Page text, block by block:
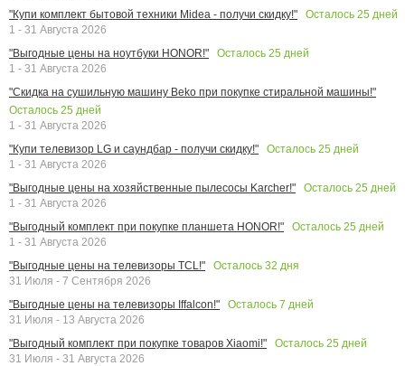
"Купи комплект бытовой техники Midea - получи скидку!"
Осталось 25 дней
1 - 31 Августа 2026
"Выгодные цены на ноутбуки HONOR!"
Осталось 25 дней
1 - 31 Августа 2026
"Скидка на сушильную машину Beko при покупке стиральной машины!"
Осталось 25 дней
1 - 31 Августа 2026
"Купи телевизор LG и саундбар - получи скидку!"
Осталось 25 дней
1 - 31 Августа 2026
"Выгодные цены на хозяйственные пылесосы Karcher!"
Осталось 25 дней
1 - 31 Августа 2026
"Выгодный комплект при покупке планшета HONOR!"
Осталось 25 дней
1 - 31 Августа 2026
"Выгодные цены на телевизоры TCL!"
Осталось 32 дня
31 Июля - 7 Сентября 2026
"Выгодные цены на телевизоры Iffalcon!"
Осталось 7 дней
31 Июля - 13 Августа 2026
"Выгодный комплект при покупке товаров Xiaomi!"
Осталось 25 дней
31 Июля - 31 Августа 2026